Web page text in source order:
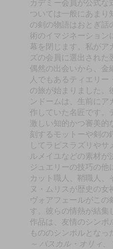
カデミー会員が公式な
ついては一般にあまり
の剣の物語はおとぎ話
術のイマジネーション
幕を閉じます。私がア
ズの会員に選出された
偶然の出会いから、金
人でもあるティエリー
の旅が始まりました。
ンドームは、生前にア
作していた名匠です。
激しい知的かつ審美的
刻するモットーや剣の
してラピスラズリやサ
ルメイユなどの素材が
ジュエリーの技巧の他
カット職人、鞘職人、
ヌ・ムリスが歴史の
ヴォアフェールがこの
す。彼らの情熱が結集
作品は、友情のシンボ
もののシンボルとなっ
～ パスカル・オリィ